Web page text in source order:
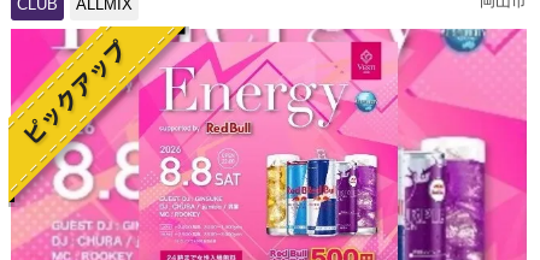
CLUB ALLMIX